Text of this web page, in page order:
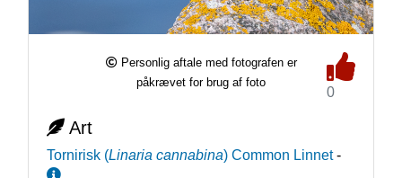
Personlig aftale med fotografen er
påkrævet for brug af foto
0
Art
Tornirisk (Linaria cannabina) Common Linnet -